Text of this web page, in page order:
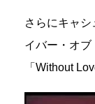
さらにキャ
イバー・オ
「Without